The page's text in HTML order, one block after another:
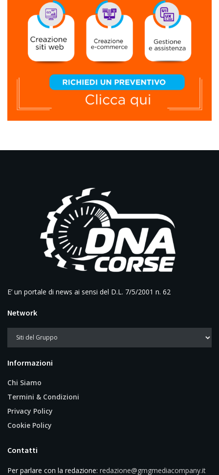
E’ un portale di news ai sensi del D.L. 7/5/2001 n. 62
Network
Informazioni
Chi Siamo
Termini & Condizioni
Privacy Policy
Cookie Policy
Contatti
Per parlare con la redazione: redazione@gmgmediacompany.it